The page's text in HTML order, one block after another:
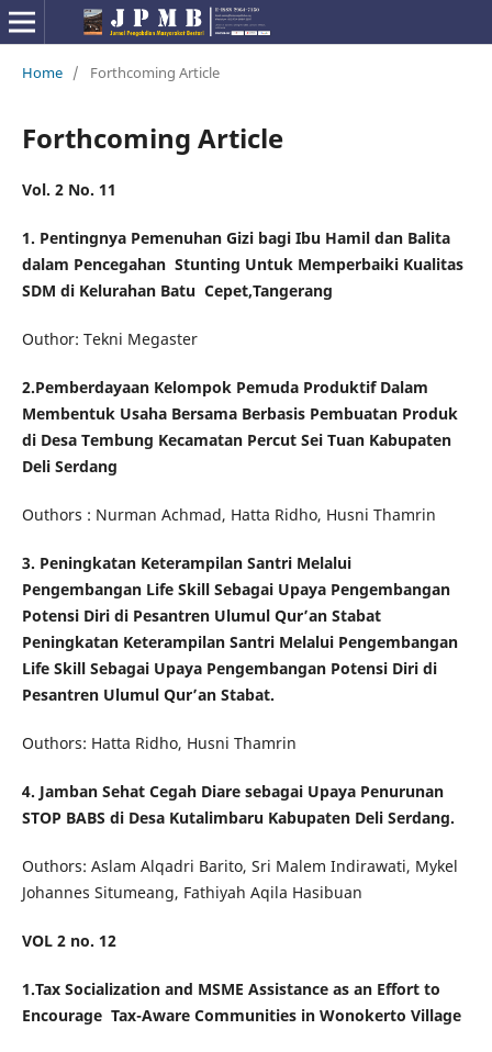
Home / Forthcoming Article
Forthcoming Article
Vol. 2 No. 11
1. Pentingnya Pemenuhan Gizi bagi Ibu Hamil dan Balita
dalam Pencegahan Stunting Untuk Memperbaiki Kualitas
SDM di Kelurahan Batu Cepet,Tangerang
Outhor: Tekni Megaster
2.Pemberdayaan Kelompok Pemuda Produktif Dalam
Membentuk Usaha Bersama Berbasis Pembuatan Produk
di Desa Tembung Kecamatan Percut Sei Tuan Kabupaten
Deli Serdang
Outhors : Nurman Achmad, Hatta Ridho, Husni Thamrin
3. Peningkatan Keterampilan Santri Melalui
Pengembangan Life Skill Sebagai Upaya Pengembangan
Potensi Diri di Pesantren Ulumul Qur’an Stabat
Peningkatan Keterampilan Santri Melalui Pengembangan
Life Skill Sebagai Upaya Pengembangan Potensi Diri di
Pesantren Ulumul Qur’an Stabat.
Outhors: Hatta Ridho, Husni Thamrin
4. Jamban Sehat Cegah Diare sebagai Upaya Penurunan
STOP BABS di Desa Kutalimbaru Kabupaten Deli Serdang.
Outhors: Aslam Alqadri Barito, Sri Malem Indirawati, Mykel
Johannes Situmeang, Fathiyah Aqila Hasibuan
VOL 2 no. 12
1.Tax Socialization and MSME Assistance as an Effort to
Encourage Tax-Aware Communities in Wonokerto Village